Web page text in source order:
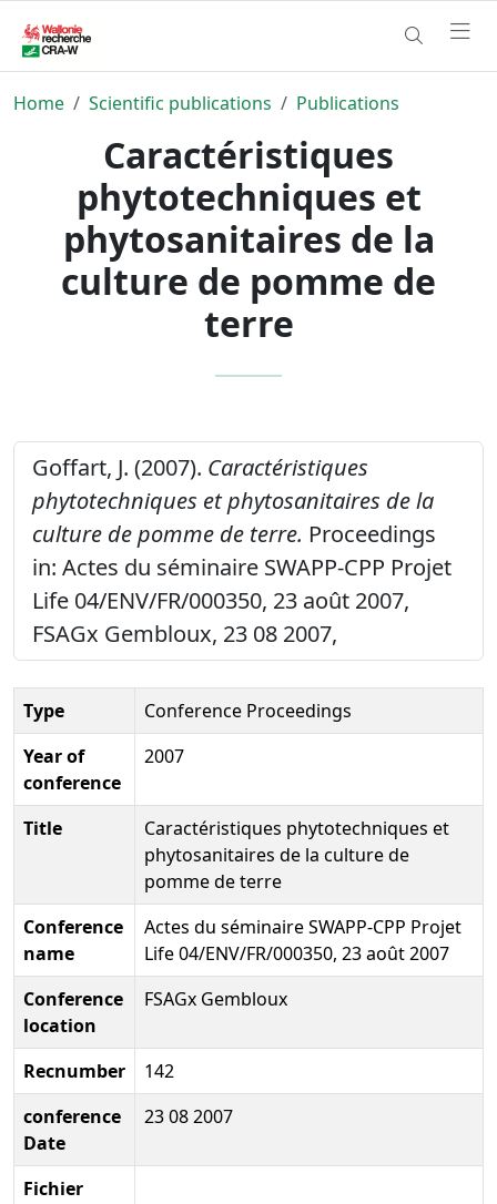
Home Scientific publications Publications
Caractéristiques
phytotechniques et
phytosanitaires de la
culture de pomme de
terre
Goffart, J. (2007). Caractéristiques
phytotechniques et phytosanitaires de la
culture de pomme de terre. Proceedings
in: Actes du séminaire SWAPP-CPP Projet
Life 04/ENV/FR/000350, 23 août 2007,
FSAGx Gembloux, 23 08 2007,
Type
Conference Proceedings
Year of
conference
2007
Title
Caractéristiques phytotechniques et
phytosanitaires de la culture de
pomme de terre
Conference
name
Actes du séminaire SWAPP-CPP Projet
Life 04/ENV/FR/000350, 23 août 2007
Conference
location
FSAGx Gembloux
Recnumber
142
conference
Date
23 08 2007
Fichier